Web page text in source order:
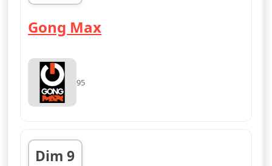
fin 09h00
Gong Max— Gong Max
95
Dim 9